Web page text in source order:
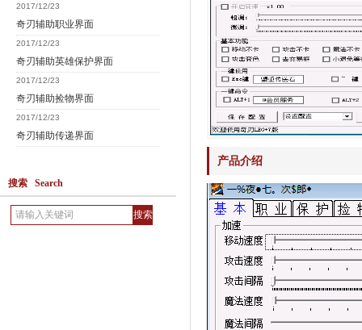
2017/12/23
奇刃辅助职业界面
2017/12/23
奇刃辅助英雄保护界面
2017/12/23
奇刃辅助捡物界面
2017/12/23
奇刃辅助传递界面
搜索 Search
产品介绍